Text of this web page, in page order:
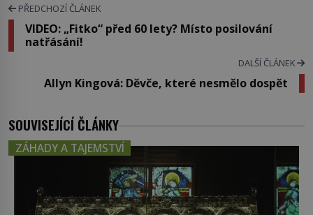
PŘEDCHOZÍ ČLÁNEK
VIDEO: „Fitko“ před 60 lety? Místo posilování
natřásání!
DALŠÍ ČLÁNEK
Allyn Kingová: Děvče, které nesmělo dospět
SOUVISEJÍCÍ ČLÁNKY
ZÁHADY A TAJEMSTVÍ